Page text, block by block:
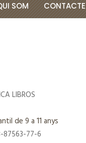
SOM CONTACTE
LIBROS
de 9 a 11 anys
87563-77-6